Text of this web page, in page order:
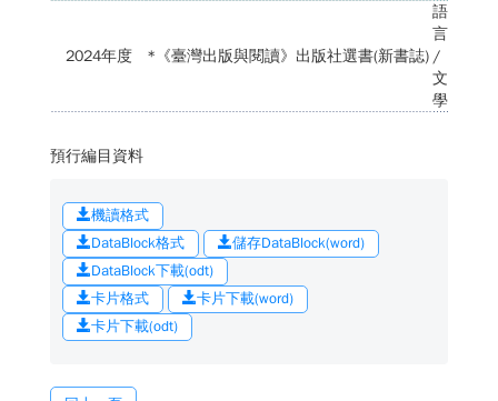
2024年度 *《臺灣出版與閱讀》出版社選書(新書誌)
語
言
/
文
學
預行編目資料
機讀格式
DataBlock格式
儲存DataBlock(word)
DataBlock下載(odt)
卡片格式
卡片下載(word)
卡片下載(odt)